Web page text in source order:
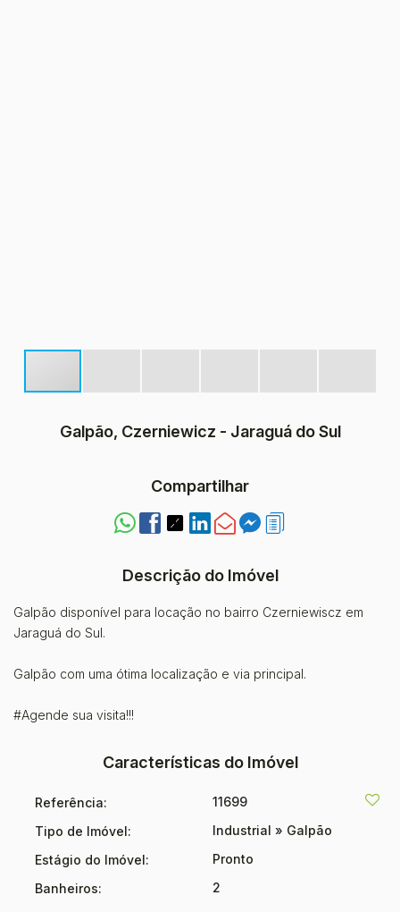
Galpão, Czerniewicz - Jaraguá do Sul
Compartilhar
Descrição do Imóvel
Galpão disponível para locação no bairro Czerniewiscz em
Jaraguá do Sul.
Galpão com uma ótima localização e via principal.
#Agende sua visita!!!
Características do Imóvel
Referência:
11699
Tipo de Imóvel:
Industrial » Galpão
Estágio do Imóvel:
Pronto
Banheiros:
2